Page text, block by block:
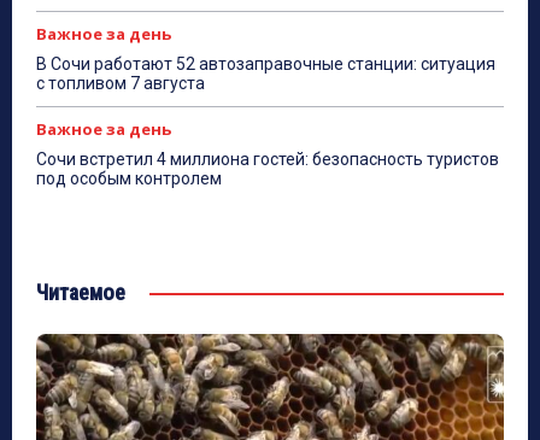
Важное за день
В Сочи работают 52 автозаправочные станции: ситуация
с топливом 7 августа
Важное за день
Сочи встретил 4 миллиона гостей: безопасность туристов
под особым контролем
Читаемое